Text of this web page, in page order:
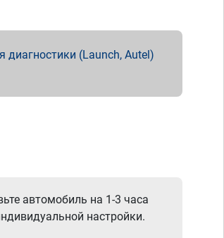
(Launch, Autel)
автомобиль на 1-3 часа
настройки.